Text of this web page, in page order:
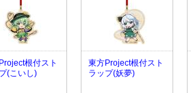
根付スト
(こいし)
東方Project根付スト
ラップ(妖夢)